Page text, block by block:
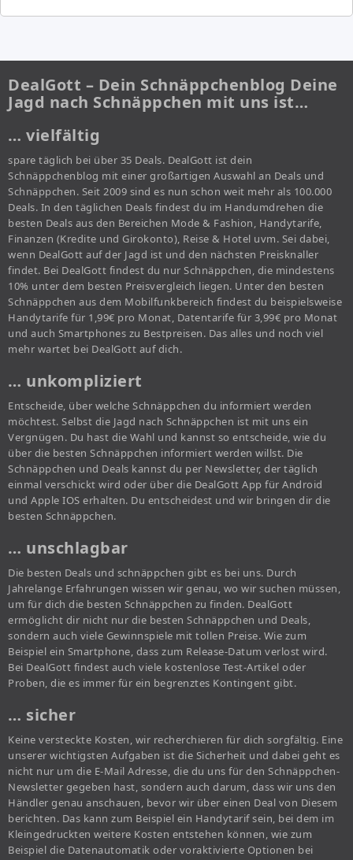
DealGott – Dein Schnäppchenblog Deine
Jagd nach Schnäppchen mit uns ist…
… vielfältig
spare täglich bei über 35 Deals. DealGott ist dein
Schnäppchenblog mit einer großartigen Auswahl an Deals und
Schnäppchen. Seit 2009 sind es nun schon weit mehr als 100.000
Deals. In den täglichen Deals findest du im Handumdrehen die
besten Deals aus den Bereichen Mode & Fashion, Handytarife,
Finanzen (Kredite und Girokonto), Reise & Hotel uvm. Sei dabei,
wenn DealGott auf der Jagd ist und den nächsten Preisknaller
findet. Bei DealGott findest du nur Schnäppchen, die mindestens
10% unter dem besten Preisvergleich liegen. Unter den besten
Schnäppchen aus dem Mobilfunkbereich findest du beispielsweise
Handytarife für 1,99€ pro Monat, Datentarife für 3,99€ pro Monat
und auch Smartphones zu Bestpreisen. Das alles und noch viel
mehr wartet bei DealGott auf dich.
… unkompliziert
Entscheide, über welche Schnäppchen du informiert werden
möchtest. Selbst die Jagd nach Schnäppchen ist mit uns ein
Vergnügen. Du hast die Wahl und kannst so entscheide, wie du
über die besten Schnäppchen informiert werden willst. Die
Schnäppchen und Deals kannst du per Newsletter, der täglich
einmal verschickt wird oder über die DealGott App für Android
und Apple IOS erhalten. Du entscheidest und wir bringen dir die
besten Schnäppchen.
… unschlagbar
Die besten Deals und schnäppchen gibt es bei uns. Durch
Jahrelange Erfahrungen wissen wir genau, wo wir suchen müssen,
um für dich die besten Schnäppchen zu finden. DealGott
ermöglicht dir nicht nur die besten Schnäppchen und Deals,
sondern auch viele Gewinnspiele mit tollen Preise. Wie zum
Beispiel ein Smartphone, dass zum Release-Datum verlost wird.
Bei DealGott findest auch viele kostenlose Test-Artikel oder
Proben, die es immer für ein begrenztes Kontingent gibt.
… sicher
Keine versteckte Kosten, wir recherchieren für dich sorgfältig. Eine
unserer wichtigsten Aufgaben ist die Sicherheit und dabei geht es
nicht nur um die E-Mail Adresse, die du uns für den Schnäppchen-
Newsletter gegeben hast, sondern auch darum, dass wir uns den
Händler genau anschauen, bevor wir über einen Deal von Diesem
berichten. Das kann zum Beispiel ein Handytarif sein, bei dem im
Kleingedruckten weitere Kosten entstehen können, wie zum
Beispiel die Datenautomatik oder voraktivierte Optionen bei